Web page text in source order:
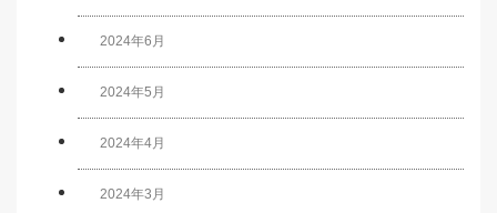
2024年6月
2024年5月
2024年4月
2024年3月